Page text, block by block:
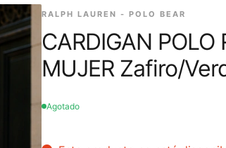
RALPH LAUREN - POLO BEAR
CARDIGAN POLO
MUJER Zafiro/
Agotado